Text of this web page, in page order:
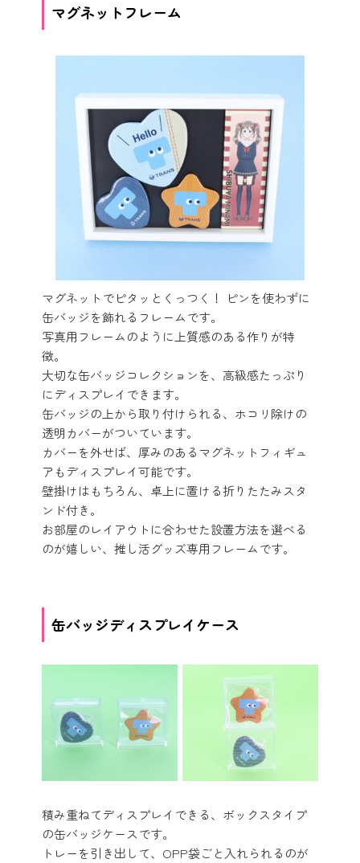
マグネットフレーム
マグネットでピタッとくっつく！ ピンを使わずに
缶バッジを飾れるフレームです。
写真用フレームのように上質感のある作りが特
徴。
大切な缶バッジコレクションを、高級感たっぷり
にディスプレイできます。
缶バッジの上から取り付けられる、ホコリ除けの
透明カバーがついています。
カバーを外せば、厚みのあるマグネットフィギュ
アもディスプレイ可能です。
壁掛けはもちろん、卓上に置ける折りたたみスタ
ンド付き。
お部屋のレイアウトに合わせた設置方法を選べる
のが嬉しい、推し活グッズ専用フレームです。
缶バッジディスプレイケース
積み重ねてディスプレイできる、ボックスタイプ
の缶バッジケースです。
トレーを引き出して、OPP袋ごと入れられるのが